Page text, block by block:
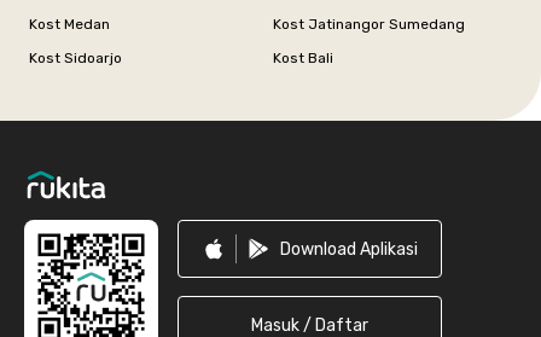
Kost Medan
Kost Jatinangor Sumedang
Kost Sidoarjo
Kost Bali
Download Aplikasi
Masuk / Daftar